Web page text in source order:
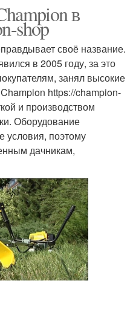
в
shop
своё название.
в 2005 году, за это
занял высокие
https://champion-
и производством
Оборудование
условия, поэтому
дачникам,